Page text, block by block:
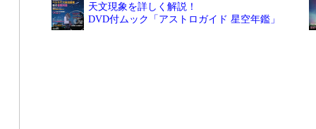
天文現象を詳しく解説！
DVD付ムック「アストロガイド 星空年鑑」